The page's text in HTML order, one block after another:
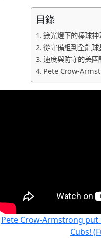
目錄
鎂光燈下的棒球神
從守備組到全能球
速度與防守的美國
Pete Crow-
Pete Crow-Armstrong put
Cubs!